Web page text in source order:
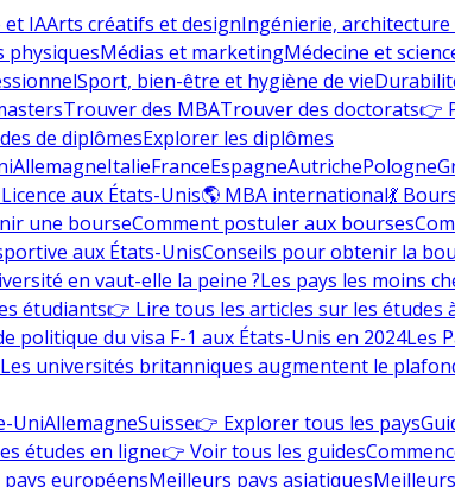
IAArts créatifs et designIngénierie,
physiquesMédias et marketingMédecine et
Sport, bien-être et hygiène de vie
Trouver des MBATrouver des doctorats👉
de diplômesExplorer les diplômes
AllemagneItalieFranceEspagneAutrichePologne
aux États-Unis🌎 MBA international💃
une bourseComment postuler aux bourses
aux États-UnisConseils pour obtenir la
en vaut-elle la peine ?Les pays les moins
étudiants👉 Lire tous les articles sur les études
politique du visa F-1 aux États-Unis en 2024Les
Les universités britanniques augmentent le
UniAllemagneSuisse👉 Explorer tous les pays
études en ligne👉 Voir tous les guides
européensMeilleurs pays asiatiques